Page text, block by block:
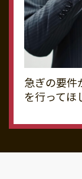
急ぎの要件
を行ってほ